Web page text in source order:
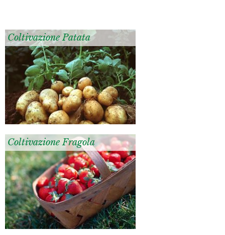
Coltivazione Patata
Coltivazione Fragola